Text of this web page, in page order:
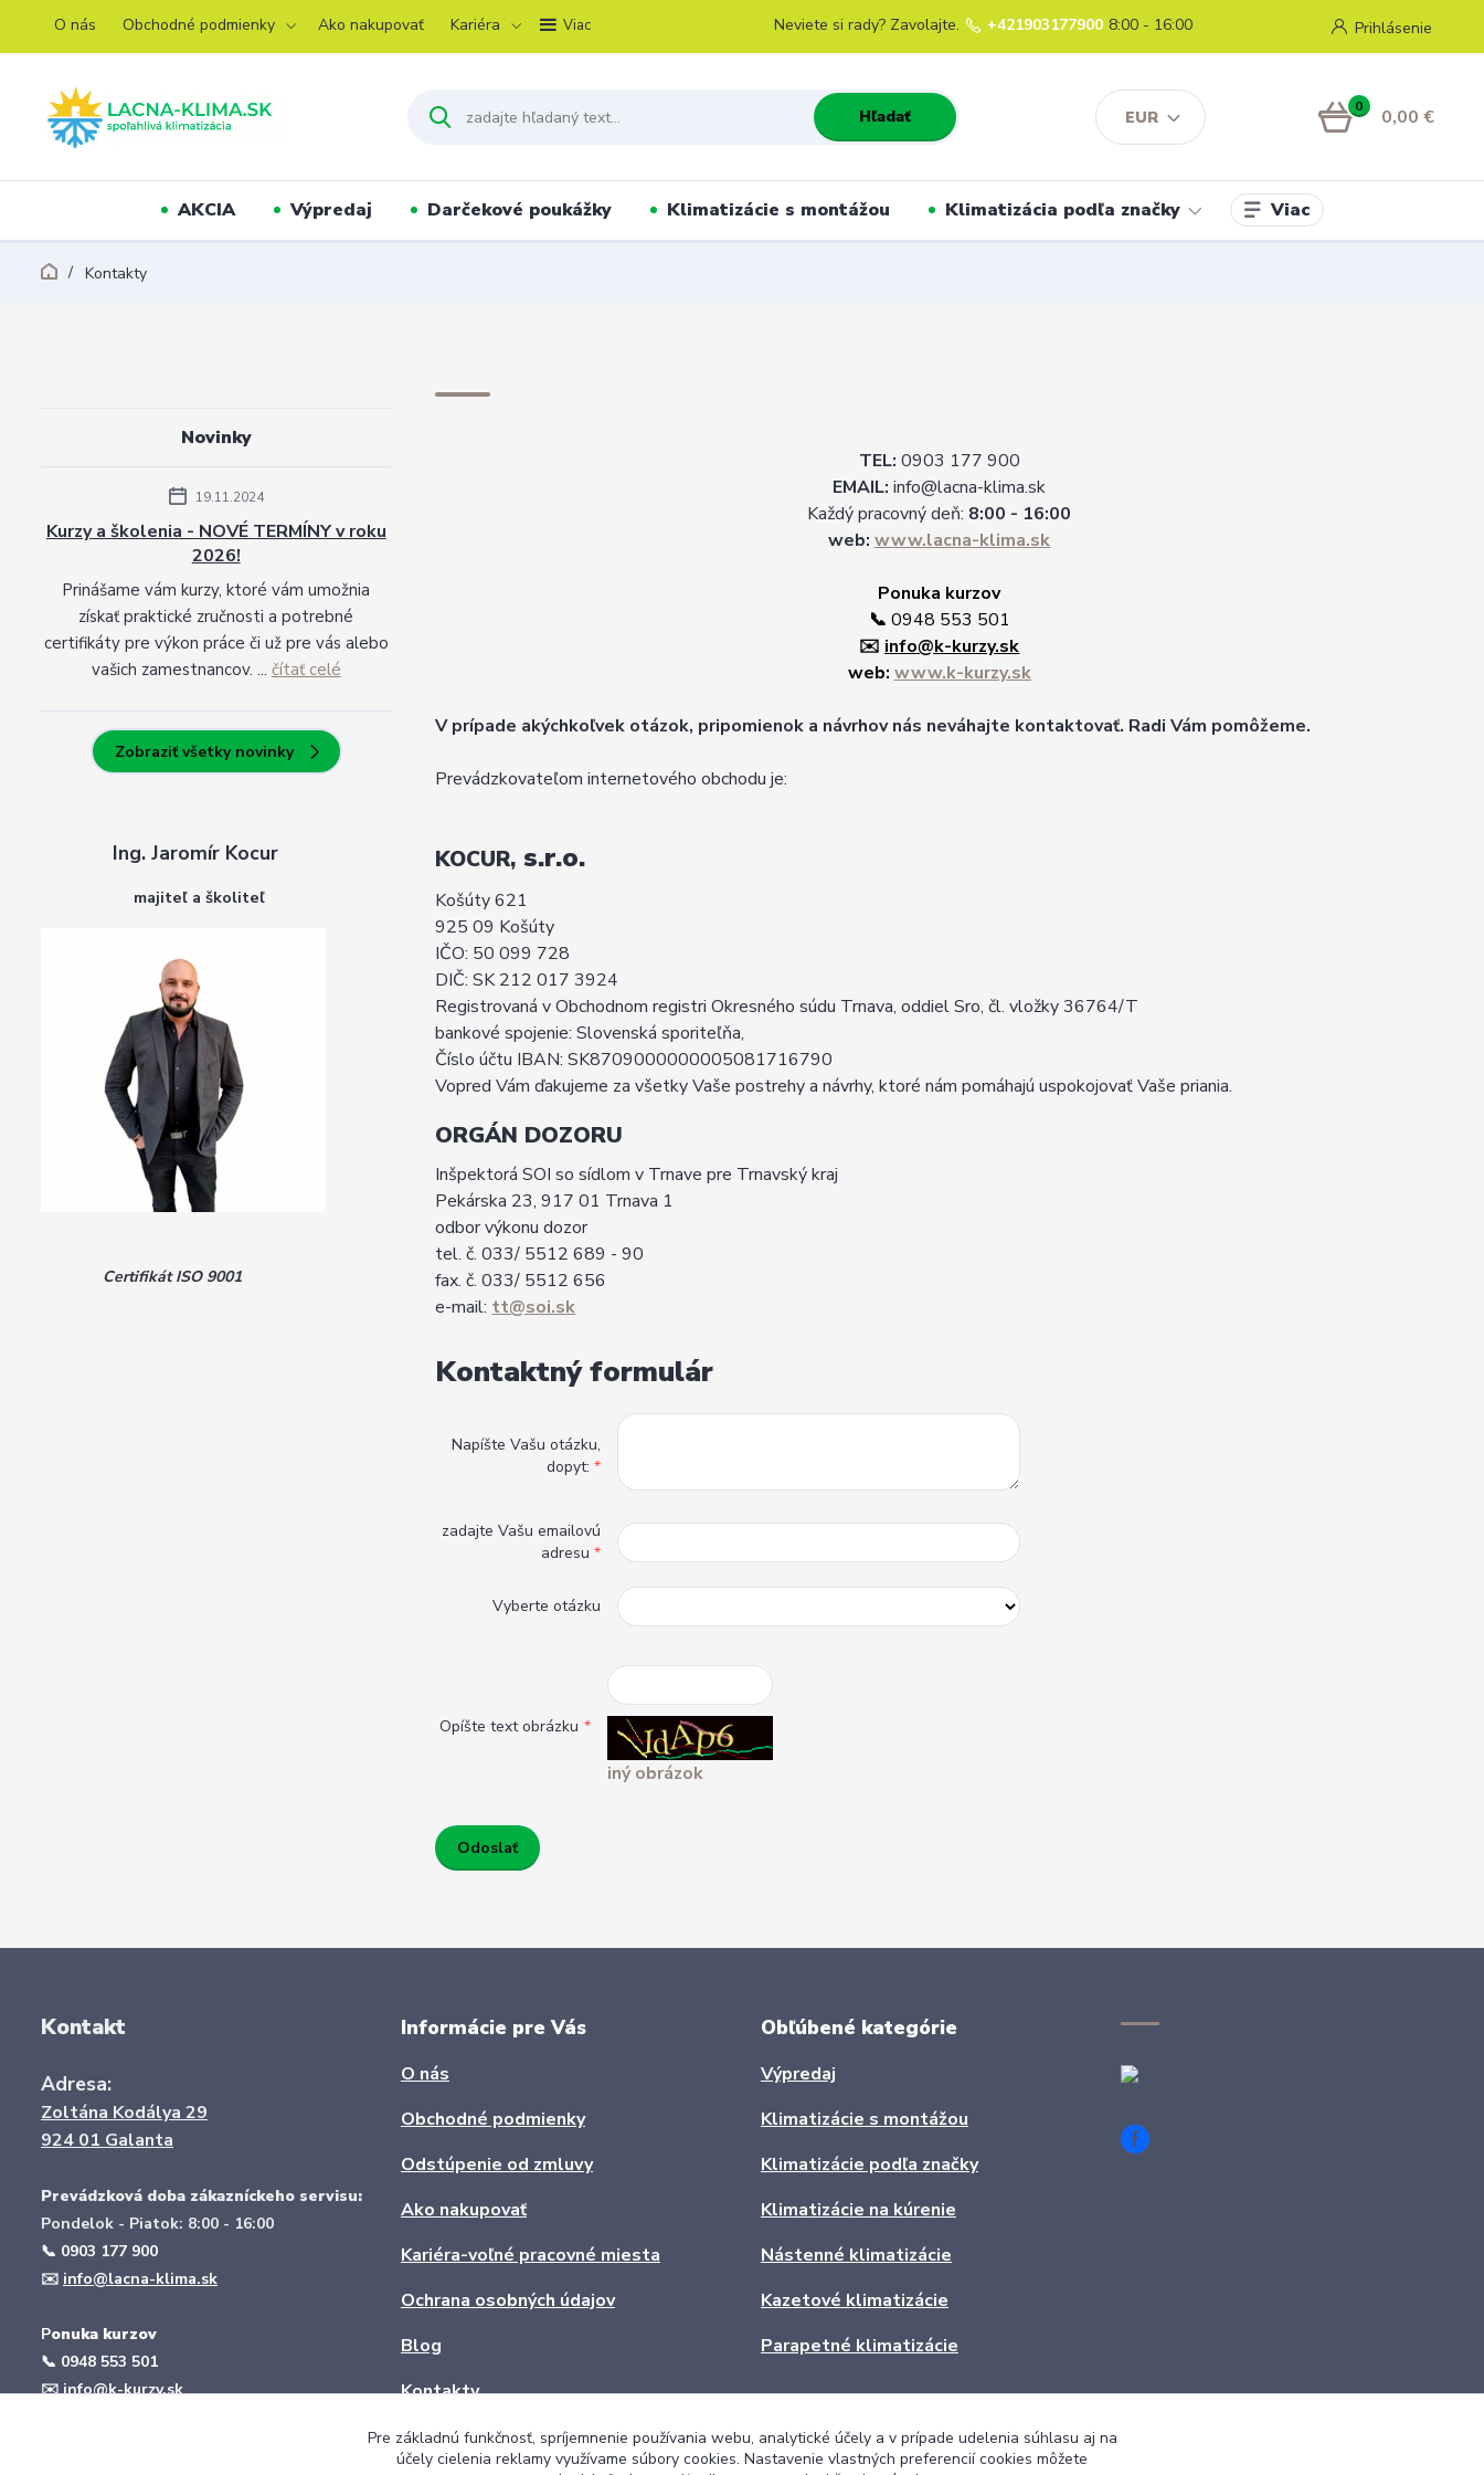
O nás Obchodné podmienky Ako nakupovať Kariéra Viac
EUR
Prihlásenie
Hľadať
Neviete si rady? Zavolajte. +421903177900 8:00 - 16:00
0 0,00 €
AKCIA Výpredaj Darčekové poukážky Klimatizácie s montážou Klimatizácia podľa značky Viac
Kontakty
Novinky
19.11.2024
Kurzy a školenia - NOVÉ TERMÍNY v roku
2026!
Prinášame vám kurzy, ktoré vám umožnia
získať praktické zručnosti a potrebné
certifikáty pre výkon práce či už pre vás alebo
vašich zamestnancov. ... čítať celé
Zobraziť všetky novinky
Ing. Jaromír Kocur
majiteľ a školiteľ
Certifikát ISO 9001
TEL: 0903 177 900
EMAIL:info@lacna-klima.sk
Každý pracovný deň: 8:00 - 16:00
web:www.lacna-klima.sk
Ponuka kurzov
📞 0948 553 501
✉️ info@k-kurzy.sk
web: www.k-kurzy.sk
V prípade akýchkoľvek otázok, pripomienok a návrhov nás neváhajte kontaktovať. Radi Vám pomôžeme.
Prevádzkovateľom internetového obchodu je:
KOCUR, s.r.o.
Košúty 621
925 09 Košúty
IČO: 50 099 728
DIČ: SK 212 017 3924
Registrovaná v Obchodnom registri Okresného súdu Trnava, oddiel Sro, čl. vložky 36764/T
bankové spojenie: Slovenská sporiteľňa,
Číslo účtu IBAN: SK8709000000005081716790
Vopred Vám ďakujeme za všetky Vaše postrehy a návrhy, ktoré nám pomáhajú uspokojovať Vaše priania.
ORGÁN DOZORU
Inšpektorá SOI so sídlom v Trnave pre Trnavský kraj
Pekárska 23, 917 01 Trnava 1
odbor výkonu dozor
tel. č. 033/ 5512 689 - 90
fax. č. 033/ 5512 656
e-mail: tt@soi.sk
Kontaktný formulár
Napíšte Vašu otázku,
dopyt:*
zadajte Vašu emailovú
adresu*
Vyberte otázku
Opíšte text obrázku *
iný obrázok
Kontakt
Adresa:
Zoltána Kodálya 29
924 01 Galanta
Prevádzková doba zákazníckeho servisu:
Pondelok - Piatok: 8:00 - 16:00
📞 0903 177 900
✉️ info@lacna-klima.sk
Ponuka kurzov
📞 0948 553 501
✉️info@k-kurzy.sk
Informácie pre Vás
O nás
Obchodné podmienky
Odstúpenie od zmluvy
Ako nakupovať
Kariéra-voľné pracovné miesta
Ochrana osobných údajov
Blog
Kontakty
Obľúbené kategórie
Výpredaj
Klimatizácie s montážou
Klimatizácie podľa značky
Klimatizácie na kúrenie
Nástenné klimatizácie
Kazetové klimatizácie
Parapetné klimatizácie
Pre základnú funkčnosť, spríjemnenie používania webu, analytické účely a v prípade udelenia súhlasu aj na
účely cielenia reklamy využívame súbory cookies. Nastavenie vlastných preferencií cookies môžete